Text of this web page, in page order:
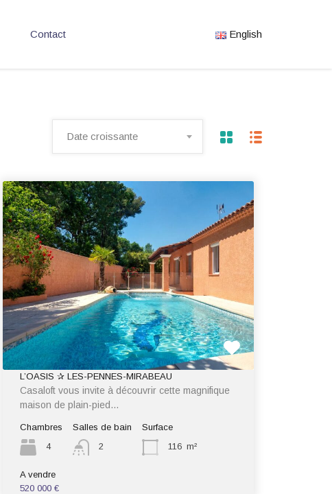
Contact English
Date croissante
L’OASIS ✰ LES-PENNES-MIRABEAU
Casaloft vous invite à découvrir cette magnifique
maison de plain-pied…
Chambres
4
Salles de bain
2
Surface
116 m²
A vendre
520 000 €